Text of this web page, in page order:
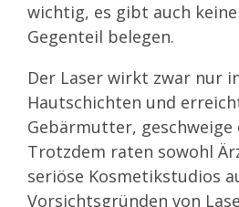
wichtig, es gibt auch
Gegenteil belegen.
Der Laser wirkt zwar nur
Hautschichten und
Gebärmutter, geschweige
Trotzdem raten sowohl
seriöse Kosmetikstudios
Vorsichtsgründen von